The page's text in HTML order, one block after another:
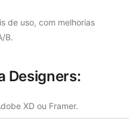
de uso, com melhorias
B.
Designers:
XD ou Framer.